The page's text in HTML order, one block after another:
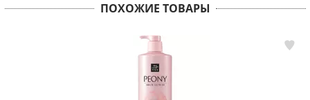
ПОХОЖИЕ ТОВАРЫ